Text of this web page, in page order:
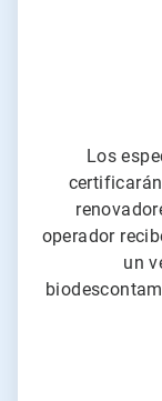
Los
operador
un